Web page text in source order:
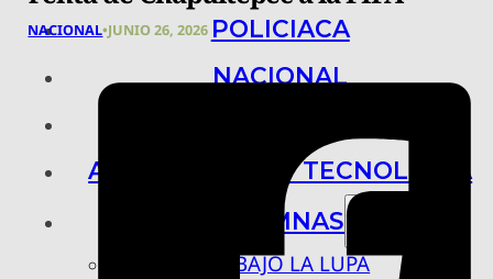
POLICIACA
NACIONAL
ARTE, CIENCIA Y TECNOLOGÍA
COLUMNAS
BAJO LA LUPA
NACIONAL•JUNIO 26, 2026